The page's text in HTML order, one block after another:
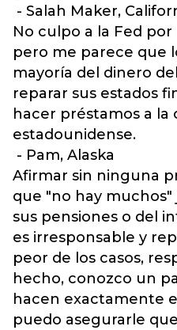
- Salah Maker,
No culpo a la Fed
pero me parece que
mayoría del dinero
reparar sus estados
hacer préstamos a la
estadounidense.
- Pam, Alaska
Afirmar sin ninguna
que "no hay muchos"
sus pensiones o del
es irresponsable y
peor de los casos,
hecho, conozco un
hacen exactamente
puedo asegurarle